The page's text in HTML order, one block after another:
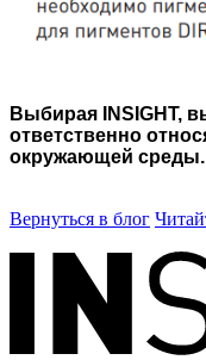
Выбирая INSIGHT,
ответственно
окружающей среды.
Вернуться в блог